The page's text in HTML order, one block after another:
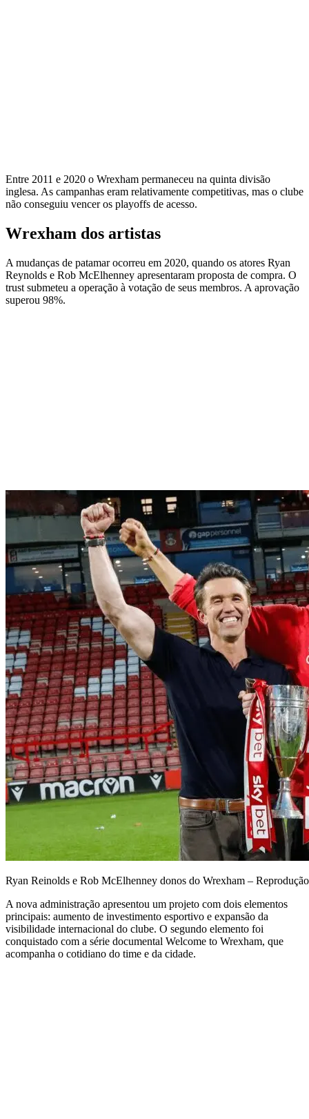
Entre 2011 e 2020 o Wrexham permaneceu na quinta divisão
inglesa. As campanhas eram relativamente competitivas, mas o clube
não conseguiu vencer os playoffs de acesso.
Wrexham dos artistas
A mudanças de patamar ocorreu em 2020, quando os atores Ryan
Reynolds e Rob McElhenney apresentaram proposta de compra. O
trust submeteu a operação à votação de seus membros. A aprovação
superou 98%.
Ryan Reinolds e Rob McElhenney donos do Wrexham –
A nova administração apresentou um projeto com dois elementos
principais: aumento de investimento esportivo e expansão da
visibilidade internacional do clube. O segundo elemento foi
conquistado com a série documental Welcome to Wrexham, que
acompanha o cotidiano do time e da cidade.